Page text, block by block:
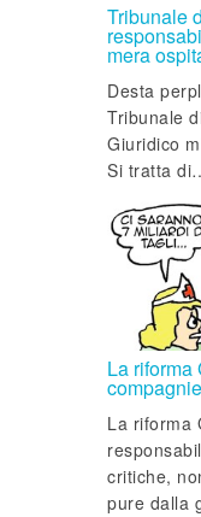
Tribunale
mera
Desta
Tribunale
Giuridico
Si tratta
La
La riforma
critiche,
pure dalla